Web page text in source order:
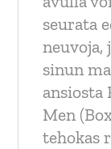
seurata
sinun
ansiosta
Men
tehokas